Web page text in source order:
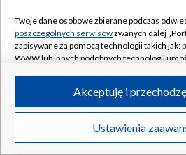
Twoje dane osobowe zbierane podczas
poszczególnych serwisówzwanych dalej
zapisywane za pomocą technologii takich jak:
WWW lub innych podobnych technologii
ruchu w Internecie.
Twoje dane osobowe zbierane podczas
poszczególnych serwisówna Portalu, takie
Ustawienia
Akceptuję i